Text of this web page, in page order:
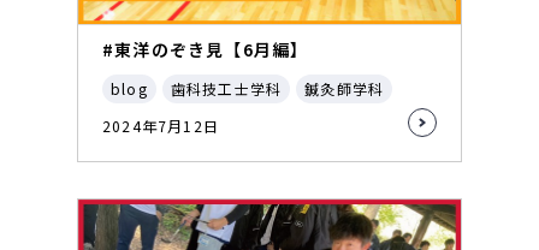
#東洋のぞき見【6月編】
blog 歯科技工士学科
鍼灸師学科
2024年7月12日